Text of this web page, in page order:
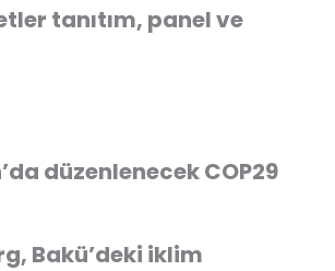
tanıtım, panel ve
düzenlenecek COP29
Bakü’deki iklim